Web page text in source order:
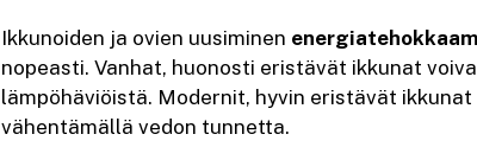
Ikkunoiden ja ovien uusiminen
nopeasti. Vanhat, huonosti eristävät ikkunat
lämpöhäviöistä. Modernit, hyvin eristävät
vähentämällä vedon tunnetta.